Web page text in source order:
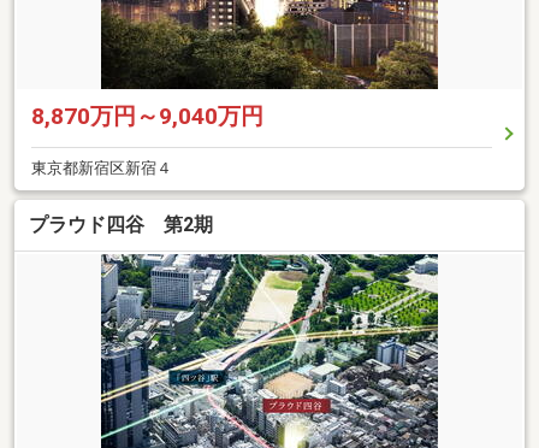
8,870万円～9,040万円
東京都新宿区新宿４
プラウド四谷 第2期